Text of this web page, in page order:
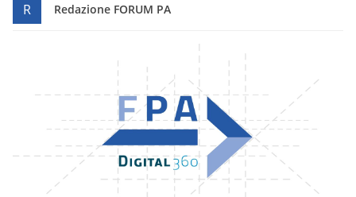
R Redazione FORUM PA